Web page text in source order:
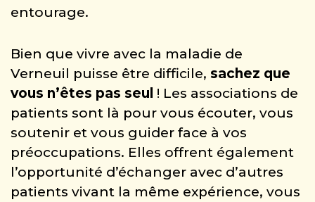
entourage.
Bien que vivre avec la maladie de
Verneuil puisse être difficile, sachez que
vous n’êtes pas seul ! Les associations de
patients sont là pour vous écouter, vous
soutenir et vous guider face à vos
préoccupations. Elles offrent également
l’opportunité d’échanger avec d’autres
patients vivant la même expérience, vous